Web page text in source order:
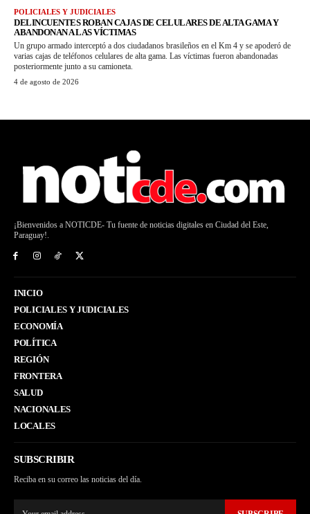
POLICIALES Y JUDICIALES
DELINCUENTES ROBAN CAJAS DE CELULARES DE ALTA GAMA Y
ABANDONAN A LAS VÍCTIMAS
Un grupo armado interceptó a dos ciudadanos brasileños en el Km 4 y se apoderó de
varias cajas de teléfonos celulares de alta gama. Las víctimas fueron abandonadas
posteriormente junto a su camioneta.
4 de agosto de 2026
¡Bienvenidos a NOTICDE- Tu fuente de noticias digitales en Ciudad del Este,
Paraguay!.
INICIO
POLICIALES Y JUDICIALES
ECONOMÍA
POLÍTICA
REGIÓN
FRONTERA
SALUD
NACIONALES
LOCALES
SUBSCRIBIR
Reciba en su correo las noticias del día.